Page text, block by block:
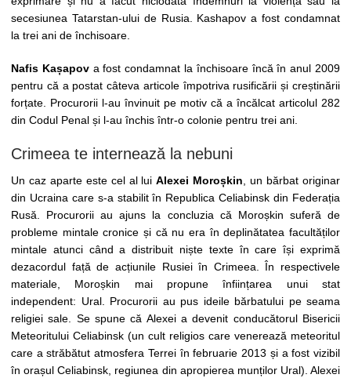
secesiunea Tatarstan-ului de Rusia. Kashapov a fost condamnat
la trei ani de închisoare.
Nafis Kașapova fost condamnat la închisoare încă în anul 2009
pentru că a postat câteva articole împotriva rusificării și creștinării
forțate. Procurorii l-au învinuit pe motiv că a încălcat articolul 282
din Codul Penal și l-au închis într-o colonie pentru trei ani.
Crimeea te internează la nebuni
Un caz aparte este cel al luiAlexei Moroșkin , un bărbat originar
din Ucraina care s-a stabilit în Republica Celiabinsk din Federația
Rusă. Procurorii au ajuns la concluzia că Moroșkin suferă de
probleme mintale cronice și că nu era în deplinătatea facultăților
mintale atunci când a distribuit niște texte în care își exprimă
dezacordul față de acțiunile Rusiei în Crimeea. În respectivele
materiale, Moroșkin mai propune înființarea unui stat
independent: Ural. Procurorii au pus ideile bărbatului pe seama
religiei sale. Se spune că Alexei a devenit conducătorul Bisericii
Meteoritului Celiabinsk (un cult religios care venerează meteoritul
care a străbătut atmosfera Terrei în februarie 2013 și a fost vizibil
în orașul Celiabinsk, regiunea din apropierea munților Ural). Alexei